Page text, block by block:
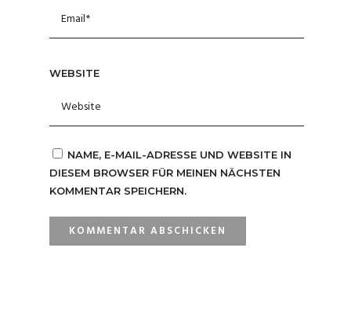
WEBSITE
NAME, E-MAIL-ADRESSE UND WEBSITE IN
DIESEM BROWSER FÜR MEINEN NÄCHSTEN
KOMMENTAR SPEICHERN.